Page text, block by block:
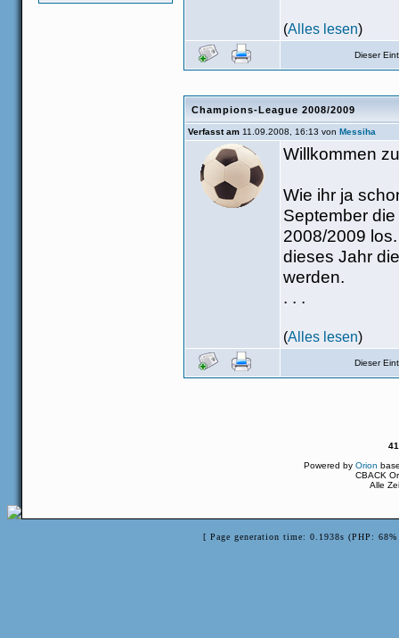
(Alles lesen)
Dieser
Champions-League 2008/2009
Verfasst am 11.09.2008, 16:13 von Messiha
Willkommen
Wie ihr ja
September
2008/2009
dieses Jahr
werden.
. . .
(Alles lesen)
Dieser
Powered by Orion
CBACK
Alle
[ Page generation time: 0.1938s (PHP: